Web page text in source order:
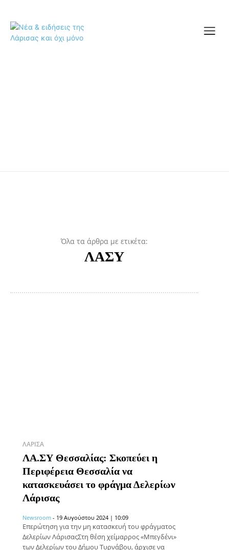
Όλα τα άρθρα με ετικέτα:
ΛΑΣΥ
ΛΆΡΙΣΑ
ΛΑ.ΣΥ Θεσσαλίας: Σκοπεύει η
Περιφέρεια Θεσσαλία να
κατασκευάσει το φράγμα Δελερίων
Λάρισας
Newsroom - 19 Αυγούστου 2024 | 10:09
Επερώτηση για την μη κατασκευή του φράγματος
Δελερίων ΛάρισαςΣτη θέση χείμαρρος «Μπεγδένι»
των Δελερίων του Δήμου Τυρνάβου, άρχισε να